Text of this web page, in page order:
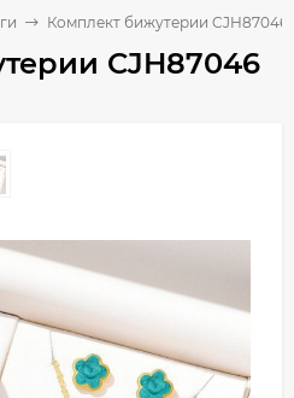
Комплект бижутерии CJH87046
CJH87046